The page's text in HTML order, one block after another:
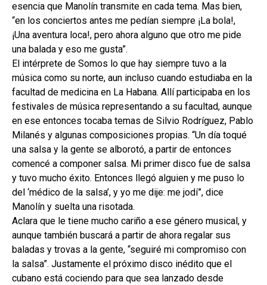
esencia que Manolín transmite en cada tema. Mas bien,
“en los conciertos antes me pedían siempre ¡La bola!,
¡Una aventura loca!, pero ahora alguno que otro me pide
una balada y eso me gusta”.
El intérprete de Somos lo que hay siempre tuvo a la
música como su norte, aun incluso cuando estudiaba en la
facultad de medicina en La Habana. Allí participaba en los
festivales de música representando a su facultad, aunque
en ese entonces tocaba temas de Silvio Rodríguez, Pablo
Milanés y algunas composiciones propias. “Un día toqué
una salsa y la gente se alborotó, a partir de entonces
comencé a componer salsa. Mi primer disco fue de salsa
y tuvo mucho éxito. Entonces llegó alguien y me puso lo
del ‘médico de la salsa’, y yo me dije: me jodí”, dice
Manolín y suelta una risotada.
Aclara que le tiene mucho cariño a ese género musical, y
aunque también buscará a partir de ahora regalar sus
baladas y trovas a la gente, “seguiré mi compromiso con
la salsa”. Justamente el próximo disco inédito que el
cubano está cociendo para que sea lanzado desde